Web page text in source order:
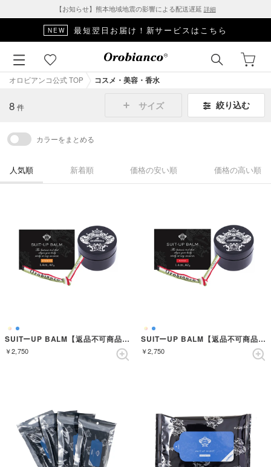
【お知らせ】熊本地域地震の影響による配送遅延 詳細
NEW 最短翌日お届け！新サービスはこちら
オロビアンコ公式 TOP コスメ・美容・香水
8 件 サイズ 絞り込む
カラーをまとめる
人気順 新着順 価格の安い順 価格の高い順
SUITーUP BALM【返品不可商品】 （ARANCIA）
￥2,750
SUITーUP BALM【返品不可商品】 （ROSSO）
￥2,750